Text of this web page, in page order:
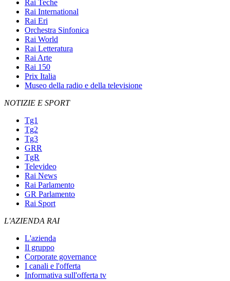
Rai Teche
Rai International
Rai Eri
Orchestra Sinfonica
Rai World
Rai Letteratura
Rai Arte
Rai 150
Prix Italia
Museo della radio e della televisione
NOTIZIE E SPORT
Tg1
Tg2
Tg3
GRR
TgR
Televideo
Rai News
Rai Parlamento
GR Parlamento
Rai Sport
L'AZIENDA RAI
L'azienda
Il gruppo
Corporate governance
I canali e l'offerta
Informativa sull'offerta tv